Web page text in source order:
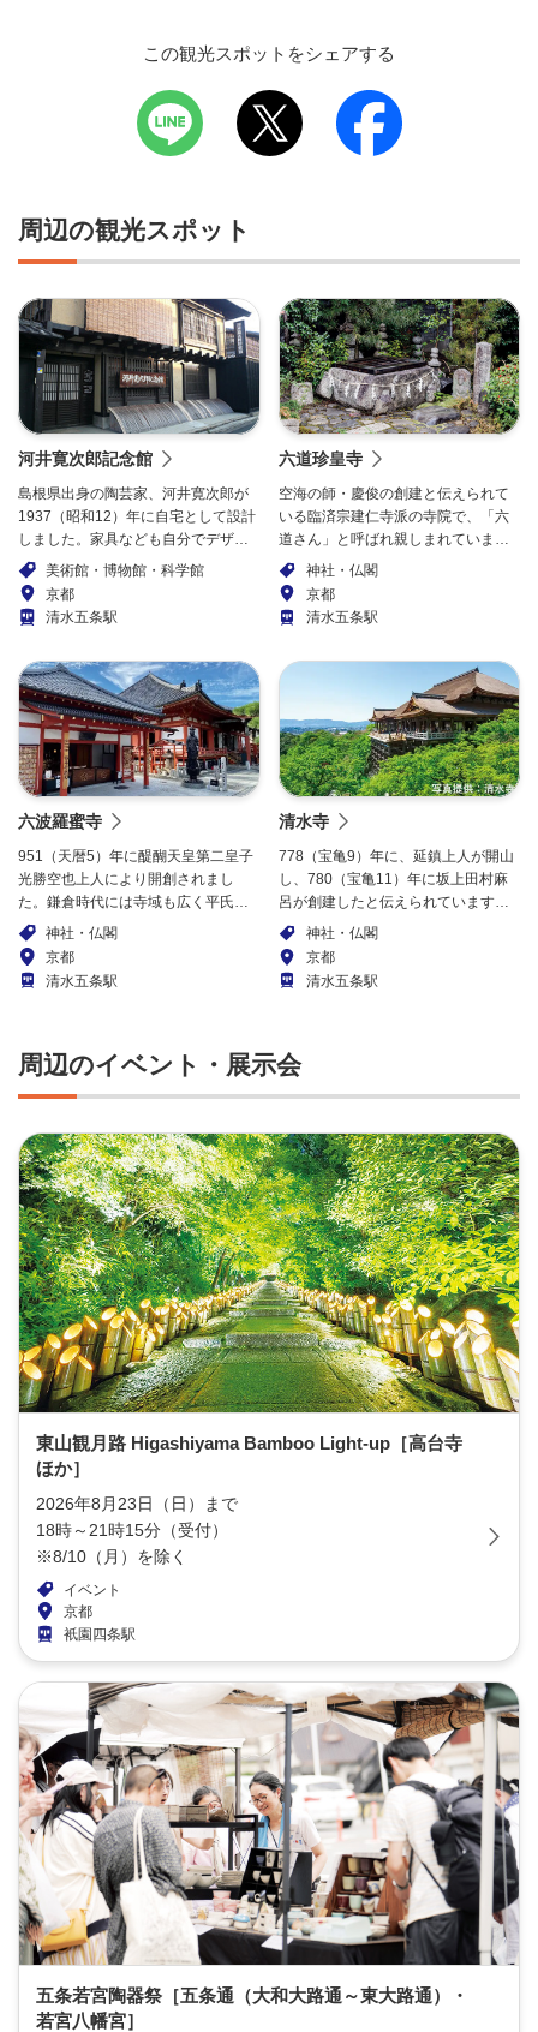
この観光スポットをシェアする
周辺の観光スポット
河井寛次郎記念館
島根県出身の陶芸家、河井寛次郎が
1937（昭和12）年に自宅として設計
しました。家具なども自分でデザイ
ンしたもが多いと言われています。
没後に、記念館として住居・仕事
場・登り窯などが一般公開されてい
ます。また陶器・木彫・書などの作
美術館・博物館・科学館
京都
清水五条駅
六道珍皇寺
空海の師・慶俊の創建と伝えられて
いる臨済宗建仁寺派の寺院で、「六
道さん」と呼ばれ親しまれていま
す。境内一帯は「六道の辻」と呼ば
れ、現世と冥界の接点といわれてい
ます。毎年8月7日～10日まで「六道
まいり」といわれる精霊迎えの行事
が冥界へ通った入口という不思議な
伝説の井戸があります。
神社・仏閣
京都
清水五条駅
六波羅蜜寺
951（天暦5）年に醍醐天皇第二皇子
光勝空也上人により開創されまし
た。鎌倉時代には寺域も広く平氏の
邸館や鎌倉幕府の探題も置かれまし
た。また本堂は鎌倉様式を今に伝え
る遺構になっています。空也上人立
像をはじめ弘法大師像、平清盛坐像
神社・仏閣
京都
清水五条駅
清水寺
778（宝亀9）年に、延鎮上人が開山
し、780（宝亀11）年に坂上田村麻
呂が創建したと伝えられています。
現在の主な建物は、1633（寛永10）
年に徳川家光よって再建されまし
た。本堂は「清水の舞台」で知られ
ています。1994（平成6）年12月に
神社・仏閣
京都
清水五条駅
周辺のイベント・展示会
東山観月路 Higashiyama Bamboo Light-up［高台寺
ほか］
2026年8月23日（日）まで
18時～21時15分（受付）
※8/10（月）を除く
イベント
京都
衹園四条駅
五条若宮陶器祭［五条通（大和大路通～東大路通）・
若宮八幡宮］